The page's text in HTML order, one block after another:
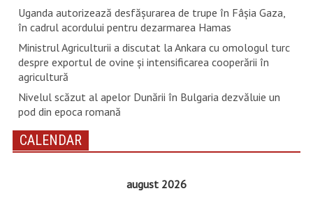
Uganda autorizează desfăşurarea de trupe în Fâşia Gaza,
în cadrul acordului pentru dezarmarea Hamas
Ministrul Agriculturii a discutat la Ankara cu omologul turc
despre exportul de ovine și intensificarea cooperării în
agricultură
Nivelul scăzut al apelor Dunării în Bulgaria dezvăluie un
pod din epoca romană
CALENDAR
august 2026